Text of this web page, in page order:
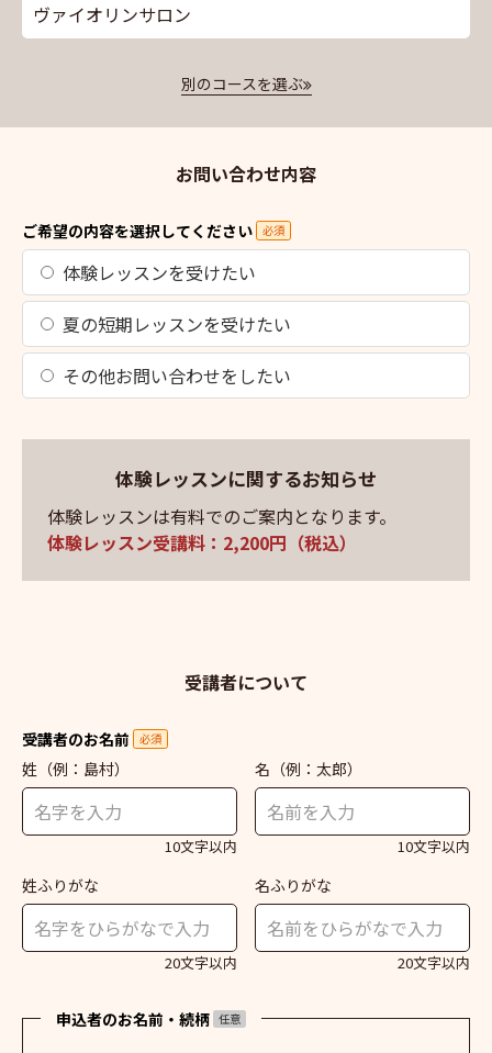
ヴァイオリンサロン
別のコースを選ぶ
お問い合わせ内容
ご希望の内容を選択してください 必須
体験レッスンを受けたい
夏の短期レッスンを受けたい
その他お問い合わせをしたい
体験レッスンに関するお知らせ
体験レッスンは有料でのご案内となります。
体験レッスン受講料：2,200円（税込）
受講者について
受講者のお名前 必須
姓 （例：島村）
10文字以内
名 （例：太郎）
10文字以内
姓ふりがな
20文字以内
名ふりがな
20文字以内
申込者のお名前・続柄 任意